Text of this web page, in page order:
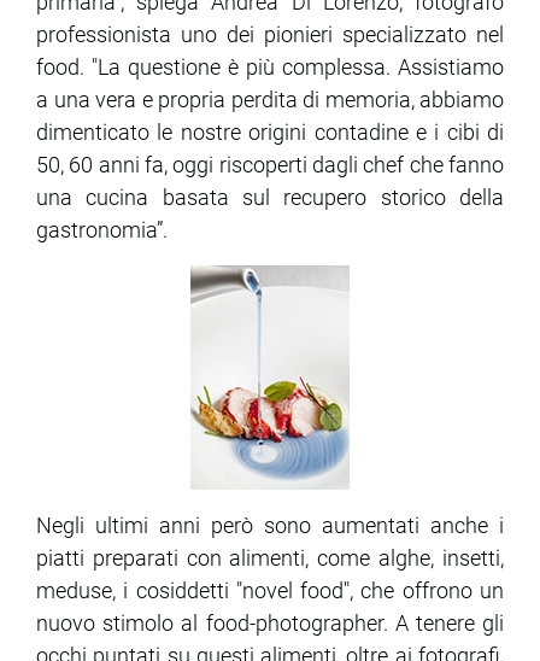
professionista uno dei pionieri specializzato nel
food. "La questione è più complessa. Assistiamo
a una vera e propria perdita di memoria, abbiamo
dimenticato le nostre origini contadine e i cibi di
50, 60 anni fa, oggi riscoperti dagli chef che fanno
una cucina basata sul recupero storico della
gastronomia”.
Negli ultimi anni però sono aumentati anche i
piatti preparati con alimenti, come alghe, insetti,
meduse, i cosiddetti "novel food", che offrono un
nuovo stimolo al food-photographer. A tenere gli
occhi puntati su questi alimenti, oltre ai fotografi,